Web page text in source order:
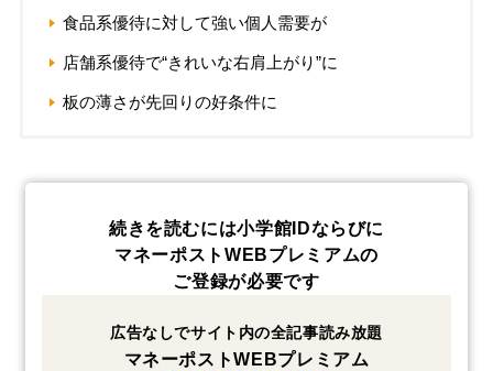
食品系優待に対して強い個人需要が
店舗系優待で“きれいな右肩上がり”に
板の薄さが先回りの好条件に
続きを読むには小学館IDならびに
マネーポストWEBプレミアムの
ご登録が必要です
広告なしでサイト内の全記事読み放題
マネーポストWEBプレミアム